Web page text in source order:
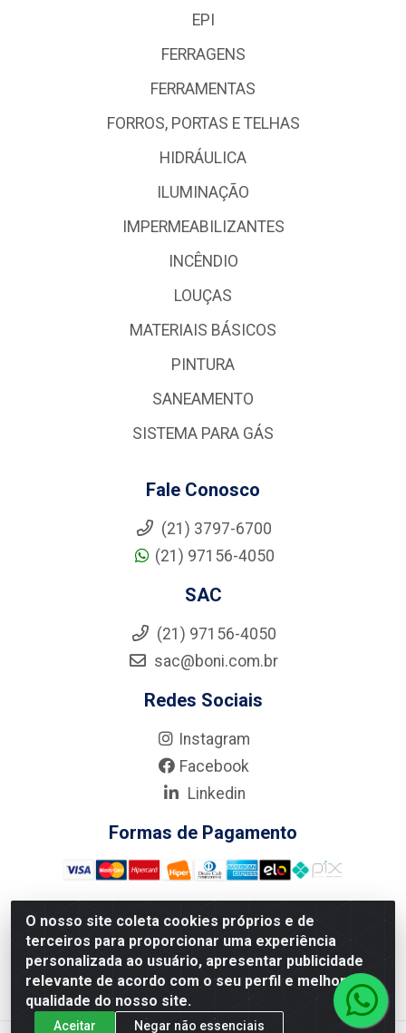
O nosso site coleta cookies próprios e de
terceiros para proporcionar uma experiência
personalizada ao usuário, apresentar publicidade
relevante de acordo com o seu perfil e melhorar a
qualidade do nosso site.
Aceitar Negar não essenciais
EPI
FERRAGENS
FERRAMENTAS
FORROS, PORTAS E TELHAS
HIDRÁULICA
ILUMINAÇÃO
IMPERMEABILIZANTES
INCÊNDIO
LOUÇAS
MATERIAIS BÁSICOS
PINTURA
SANEAMENTO
SISTEMA PARA GÁS
Fale Conosco
(21) 3797-6700
(21) 97156-4050
SAC
(21) 97156-4050
sac@boni.com.br
Redes Sociais
Instagram
Facebook
Linkedin
Formas de Pagamento
Nova Boni Distribuidora de Material de Construção LTDA - Rua
Alice Tibiriçá, 330 - Vila Da Penha, Rio de Janeiro/RJ - CEP:
21.210-110 - CNPJ: 11.003.135/0001-27